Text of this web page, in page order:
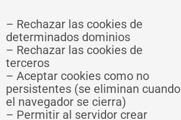
– Rechazar las cookies de
determinados dominios
– Rechazar las cookies de
terceros
– Aceptar cookies como no
persistentes (se eliminan cuando
el navegador se cierra)
– Permitir al servidor crear